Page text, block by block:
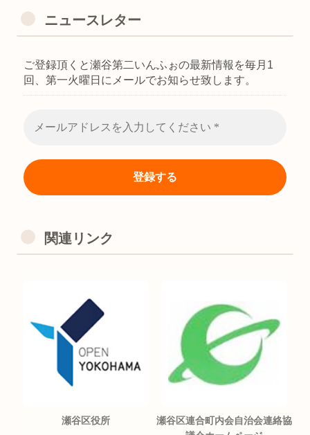
ニュースレター
ご登録頂くと瀬谷第二いんふぉの最新情報を毎月1
回、第一火曜日にメールでお知らせ致します。
関連リンク
瀬谷区役所
瀬谷区連合町内会自治会連絡協